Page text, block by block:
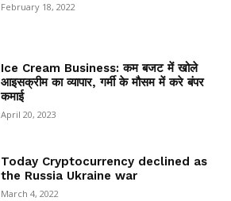
February 18, 2022
Ice Cream Business: कम बजट में खोले
आइसक्रीम का व्यापार, गर्मी के मौसम में करे बंपर
कमाई
April 20, 2023
Today Cryptocurrency declined as
the Russia Ukraine war
March 4, 2022